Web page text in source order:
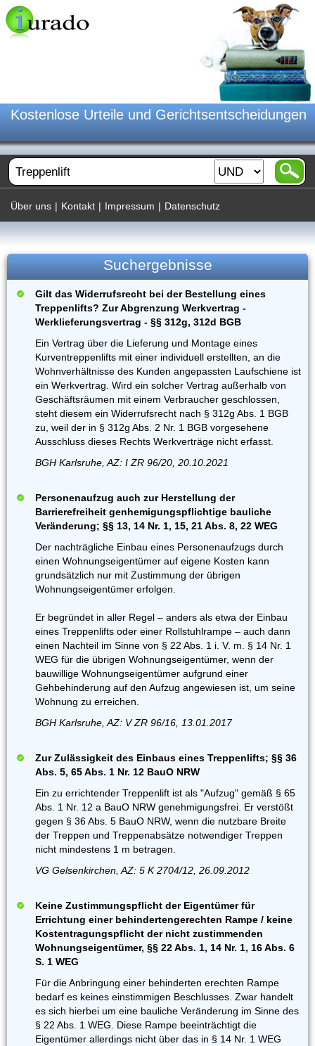
Kostenlose Urteile und Gerichtsentscheidungen
Über uns | Kontakt | Impressum | Datenschutz
Suchergebnisse
Gilt das Widerrufsrecht bei der Bestellung eines
Treppenlifts? Zur Abgrenzung Werkvertrag -
Werklieferungsvertrag - §§ 312g, 312d BGB
Ein Vertrag über die Lieferung und Montage eines
Kurventreppenlifts mit einer individuell erstellten, an die
Wohnverhältnisse des Kunden angepassten Laufschiene ist
ein Werkvertrag. Wird ein solcher Vertrag außerhalb von
Geschäftsräumen mit einem Verbraucher geschlossen,
steht diesem ein Widerrufsrecht nach § 312g Abs. 1 BGB
zu, weil der in § 312g Abs. 2 Nr. 1 BGB vorgesehene
Ausschluss dieses Rechts Werkverträge nicht erfasst.
BGH Karlsruhe, AZ: I ZR 96/20, 20.10.2021
Personenaufzug auch zur Herstellung der
Barrierefreiheit genhemigungspflichtige bauliche
Veränderung; §§ 13, 14 Nr. 1, 15, 21 Abs. 8, 22 WEG
Der nachträgliche Einbau eines Personenaufzugs durch
einen Wohnungseigentümer auf eigene Kosten kann
grundsätzlich nur mit Zustimmung der übrigen
Wohnungseigentümer erfolgen.
Er begründet in aller Regel – anders als etwa der Einbau
eines Treppenlifts oder einer Rollstuhlrampe – auch dann
einen Nachteil im Sinne von § 22 Abs. 1 i. V. m. § 14 Nr. 1
WEG für die übrigen Wohnungseigentümer, wenn der
bauwillige Wohnungseigentümer aufgrund einer
Gehbehinderung auf den Aufzug angewiesen ist, um seine
Wohnung zu erreichen.
BGH Karlsruhe, AZ: V ZR 96/16, 13.01.2017
Zur Zulässigkeit des Einbaus eines Treppenlifts; §§ 36
Abs. 5, 65 Abs. 1 Nr. 12 BauO NRW
Ein zu errichtender Treppenlift ist als "Aufzug" gemäß § 65
Abs. 1 Nr. 12 a BauO NRW genehmigungsfrei. Er verstößt
gegen § 36 Abs. 5 BauO NRW, wenn die nutzbare Breite
der Treppen und Treppenabsätze notwendiger Treppen
nicht mindestens 1 m betragen.
VG Gelsenkirchen, AZ: 5 K 2704/12, 26.09.2012
Keine Zustimmungspflicht der Eigentümer für
Errichtung einer behindertengerechten Rampe / keine
Kostentragungspflicht der nicht zustimmenden
Wohnungseigentümer, §§ 22 Abs. 1, 14 Nr. 1, 16 Abs. 6
S. 1 WEG
Für die Anbringung einer behinderten erechten Rampe
bedarf es keines einstimmigen Beschlusses. Zwar handelt
es sich hierbei um eine bauliche Veränderung im Sinne des
§ 22 Abs. 1 WEG. Diese Rampe beeinträchtigt die
Eigentümer allerdings nicht über das in § 14 Nr. 1 WEG